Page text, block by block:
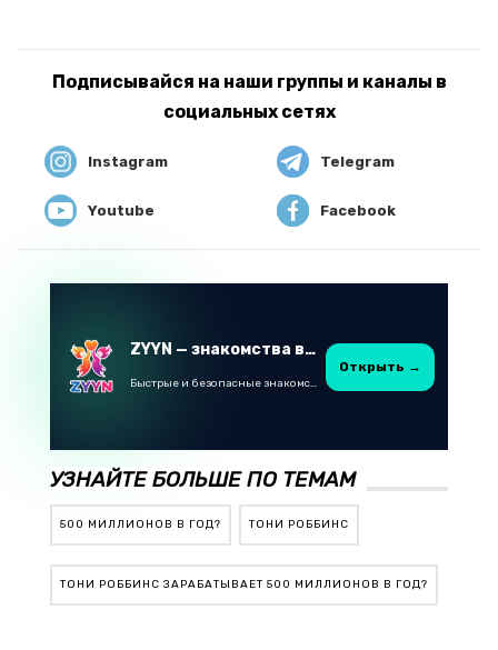
Подписывайся на наши группы и каналы в
социальных сетях
Instagram Telegram
Youtube Facebook
ZYYN — знакомства в Казахстане
Быстрые и безопасные знакомства в Telegram
Открыть →
УЗНАЙТЕ БОЛЬШЕ ПО ТЕМАМ
500 МИЛЛИОНОВ В ГОД? ТОНИ РОББИНС
ТОНИ РОББИНС ЗАРАБАТЫВАЕТ 500 МИЛЛИОНОВ В ГОД?